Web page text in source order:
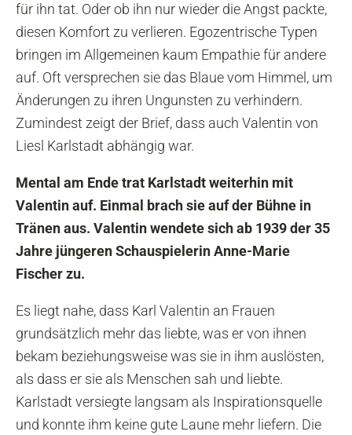
für ihn tat. Oder ob ihn nur wieder die Angst packte,
diesen Komfort zu verlieren. Egozentrische Typen
bringen im Allgemeinen kaum Empathie für andere
auf. Oft versprechen sie das Blaue vom Himmel, um
Änderungen zu ihren Ungunsten zu verhindern.
Zumindest zeigt der Brief, dass auch Valentin von
Liesl Karlstadt abhängig war.
Mental am Ende trat Karlstadt weiterhin mit
Valentin auf. Einmal brach sie auf der Bühne in
Tränen aus. Valentin wendete sich ab 1939 der 35
Jahre jüngeren Schauspielerin Anne-Marie
Fischer zu.
Es liegt nahe, dass Karl Valentin an Frauen
grundsätzlich mehr das liebte, was er von ihnen
bekam beziehungsweise was sie in ihm auslösten,
als dass er sie als Menschen sah und liebte.
Karlstadt versiegte langsam als Inspirationsquelle
und konnte ihm keine gute Laune mehr liefern. Die